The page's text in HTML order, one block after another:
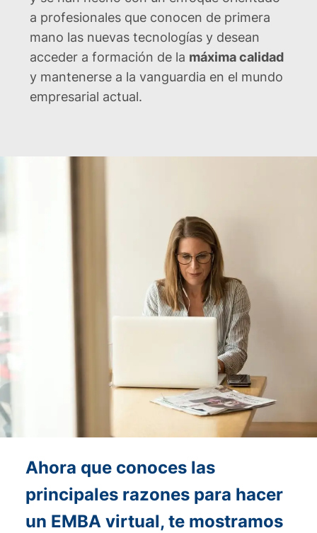
a profesionales que conocen de primera
mano las nuevas tecnologías y desean
acceder a formación de la máxima calidad
y mantenerse a la vanguardia en el mundo
empresarial actual.
Ahora que conoces las
principales razones para hacer
un EMBA virtual, te mostramos